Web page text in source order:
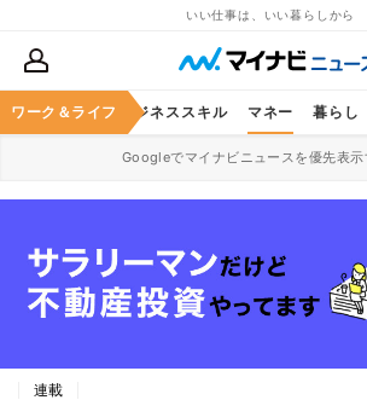
いい仕事は、いい暮らしから
ワーク＆ライフ
キャリア ビジネススキル マネー 暮らし
Googleでマイナビニュースを優先表示
連載